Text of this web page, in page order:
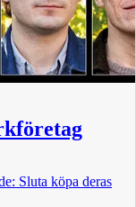
Sluta köpa deras